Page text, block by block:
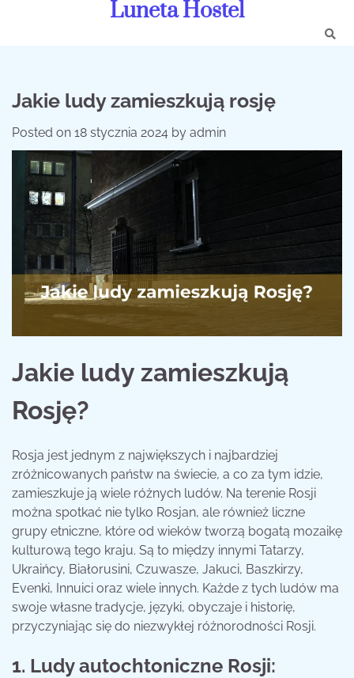
Luneta Hostel
Jakie ludy zamieszkują rosję
Posted on 18 stycznia 2024 by admin
Jakie ludy zamieszkują
Rosję?
Rosja jest jednym z największych i najbardziej
zróżnicowanych państw na świecie, a co za tym idzie,
zamieszkuje ją wiele różnych ludów. Na terenie Rosji
można spotkać nie tylko Rosjan, ale również liczne
grupy etniczne, które od wieków tworzą bogatą mozaikę
kulturową tego kraju. Są to między innymi Tatarzy,
Ukraińcy, Białorusini, Czuwasze, Jakuci, Baszkirzy,
Evenki, Innuici oraz wiele innych. Każde z tych ludów ma
swoje własne tradycje, języki, obyczaje i historię,
przyczyniając się do niezwykłej różnorodności Rosji.
1. Ludy autochtoniczne Rosji: